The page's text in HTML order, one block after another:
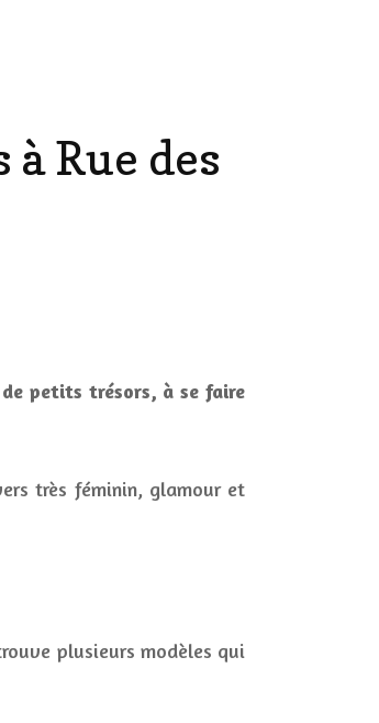
DE
Rue des
petits trésors, à se faire
très féminin, glamour et
plusieurs modèles qui